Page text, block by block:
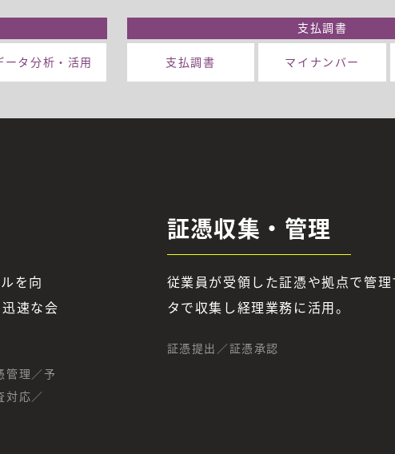
ータ分析・ 活用
支払調書
支払調書 マイナンバー
を向
速な会
管理／予
対応／
証憑収集・管理
従業員が受領した証憑や拠点で管
タで収集し経理業務に活用。
証憑提出／証憑承認